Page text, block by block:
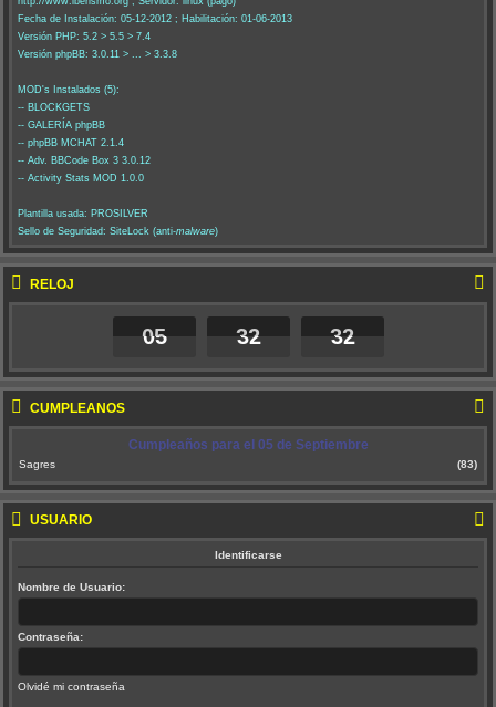
Fecha de Instalación: 05-12-2012 ; Habilitación: 01-06-2013
Versión PHP: 5.2 > 5.5 > 7.4
Versión phpBB: 3.0.11 > ... > 3.3.8
MOD's Instalados (5):
-- BLOCKGETS
-- GALERÍA phpBB
-- phpBB MCHAT 2.1.4
-- Adv. BBCode Box 3 3.0.12
-- Activity Stats MOD 1.0.0
Plantilla usada: PROSILVER
Sello de Seguridad: SiteLock (anti-malware)
RELOJ
05 32 33
CUMPLEAÑOS
Cumpleaños para el 05 de Septiembre
Sagres (83)
USUARIO
Identificarse
Nombre de Usuario:
Contraseña:
Olvidé mi contraseña